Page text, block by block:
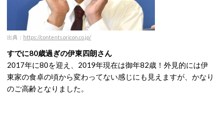
出典： https://contents.oricon.co.jp/
すでに80歳過ぎの伊東四朗さん
2017年に80を迎え、2019年現在は御年82歳！外見的には伊
東家の食卓の頃から変わってない感じにも見えますが、かなり
のご高齢となりました。